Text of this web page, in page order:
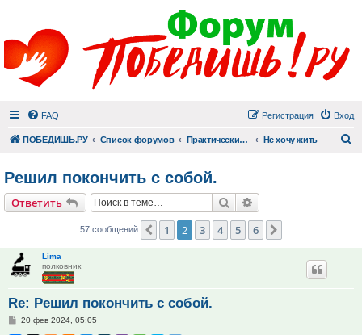
FAQ Вход
Регистрация
ПОБЕДИШЬ.РУ Список форумов Практический раздел Не хочу жить
Решил покончить с собой.
Ответить Поиск
57 сообщений Пред.
1 2 3 4 5 6
Lima
полковник
Re: Решил покончить с собой.
Сообщение
20 фев 2024, 05:05